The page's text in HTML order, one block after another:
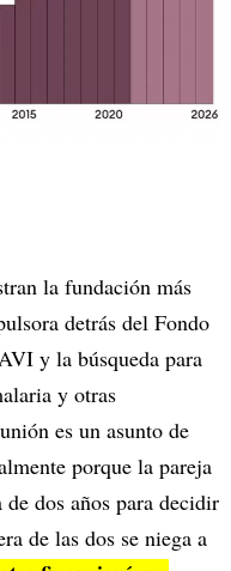
la fundación más
detrás del Fondo
y la búsqueda para
y otras
es un asunto de
porque la pareja
de dos años para decidir
de las dos se niega a